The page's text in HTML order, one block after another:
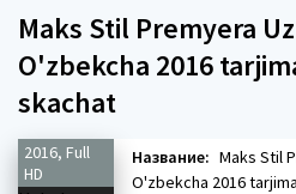
Maks Stil Premyera
O'zbekcha 2016
skachat
2016, Full
HD
Название: Maks Stil
O'zbekcha 2016